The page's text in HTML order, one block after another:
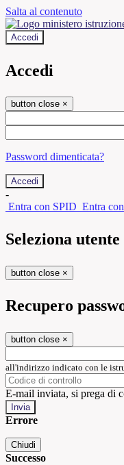
Salta al contenuto
Accedi
Accedi
button close ×
Password dimenticata?
-
Entra con SPID Entra
Seleziona utente
button close ×
Recupero
button close ×
all'indirizzo indicato con le
E-mail inviata, si prega di
Errore
Chiudi
Successo